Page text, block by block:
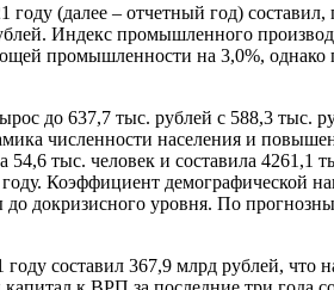
(далее – отчетный год)
Индекс промышленного
промышленности на 3,0%,
до 637,7 тыс. рублей с 588,3 тыс.
численности населения и
тыс. человек и составила
Коэффициент демографической
докризисного уровня. По
составил 367,9 млрд рублей,